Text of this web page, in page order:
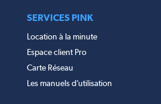
SERVICES PINK
Location à la minute
Espace client Pro
Carte Réseau
Les manuels d’utilisation